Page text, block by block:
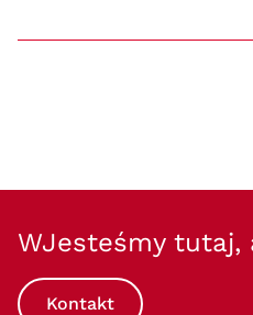
WJesteśmy tutaj,
Kontakt